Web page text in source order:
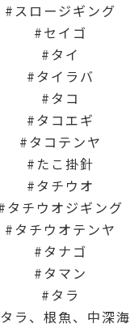
スロージギング
セイゴ
タイ
タイラバ
タコ
タコエギ
タコテンヤ
たこ掛針
タチウオ
タチウオジギング
タチウオテンヤ
タナゴ
タマン
タラ
タラ、根魚、中深海